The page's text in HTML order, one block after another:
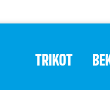
TRIKOT